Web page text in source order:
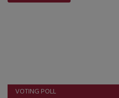
VOTING POLL